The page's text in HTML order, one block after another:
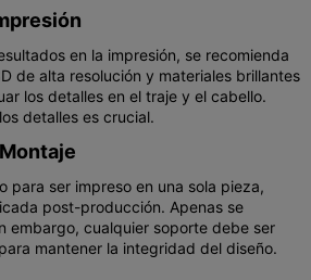
en la impresión, se recomienda
de alta resolución y materiales brillantes
los detalles en el traje y el cabello.
detalles es crucial.
para ser impreso en una sola pieza,
post-producción. Apenas se
embargo, cualquier soporte debe ser
mantener la integridad del diseño.